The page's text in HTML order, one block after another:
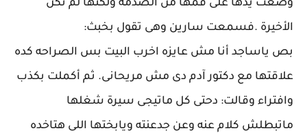
وضعت يدها على فمها من الصدمة ولكنها لم تكن
الأخيرة .فسمعت سارين وهى تقول بخبث:
بص ياساجد أنا مش عايزه اخرب البيت بس الصراحه كده
علاقتها مع دكتور آدم دى مش مريحانى. ثم أكملت بكذب
وافتراء وقالت: دحتى كل ماتيجى سيرة شغلها
ماتبطلش كلام عنه وعن جدعنته ويابختها اللى هتاخده